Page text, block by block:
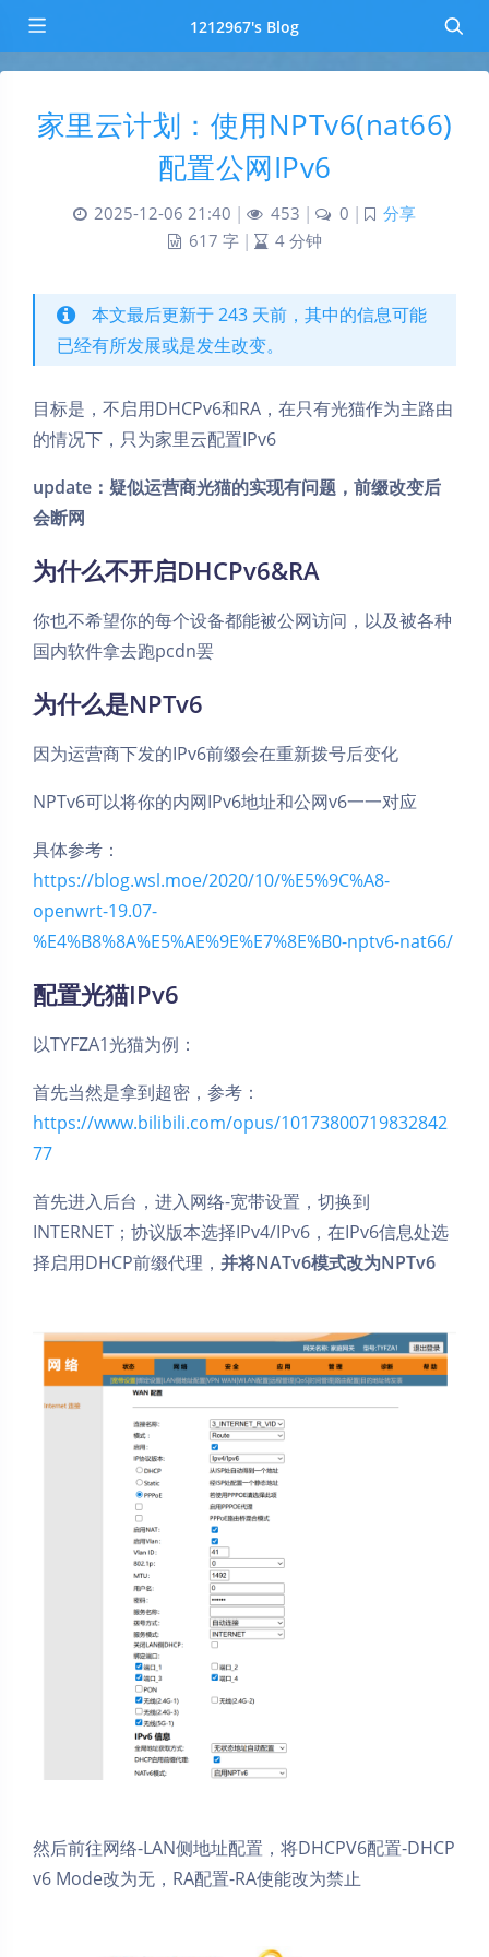
1212967's Blog
家里云计划：使用NPTv6(nat66)
配置公网IPv6
2025-12-06 21:40 | 453 | 0 |
分享
617 字 | 4 分钟
本文最后更新于 243 天前，其中的信息可能
已经有所发展或是发生改变。
目标是，不启用DHCPv6和RA，在只有光猫作为主路由
的情况下，只为家里云配置IPv6
update：疑似运营商光猫的实现有问题，前缀改变后
会断网
为什么不开启DHCPv6&RA
你也不希望你的每个设备都能被公网访问，以及被各种
国内软件拿去跑pcdn罢
为什么是NPTv6
因为运营商下发的IPv6前缀会在重新拨号后变化
NPTv6可以将你的内网IPv6地址和公网v6一一对应
具体参考：
https://blog.wsl.moe/2020/10/%E5%9C%A8-
openwrt-19.07-
%E4%B8%8A%E5%AE%9E%E7%8E%B0-nptv6-nat66/
配置光猫IPv6
以TYFZA1光猫为例：
首先当然是拿到超密，参考：
https://www.bilibili.com/opus/10173800719832842
77
首先进入后台，进入网络-宽带设置，切换到
INTERNET；协议版本选择IPv4/IPv6，在IPv6信息处选
择启用DHCP前缀代理， 并将NATv6模式改为NPTv6
然后前往网络-LAN侧地址配置，将DHCPV6配置-DHCP
v6 Mode改为无，RA配置-RA使能改为禁止